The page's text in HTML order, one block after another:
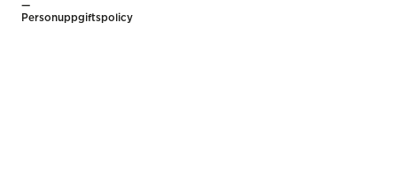
—
Personuppgiftspolicy